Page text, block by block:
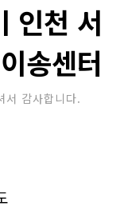
인천 서
송센터
서 감사합니다.